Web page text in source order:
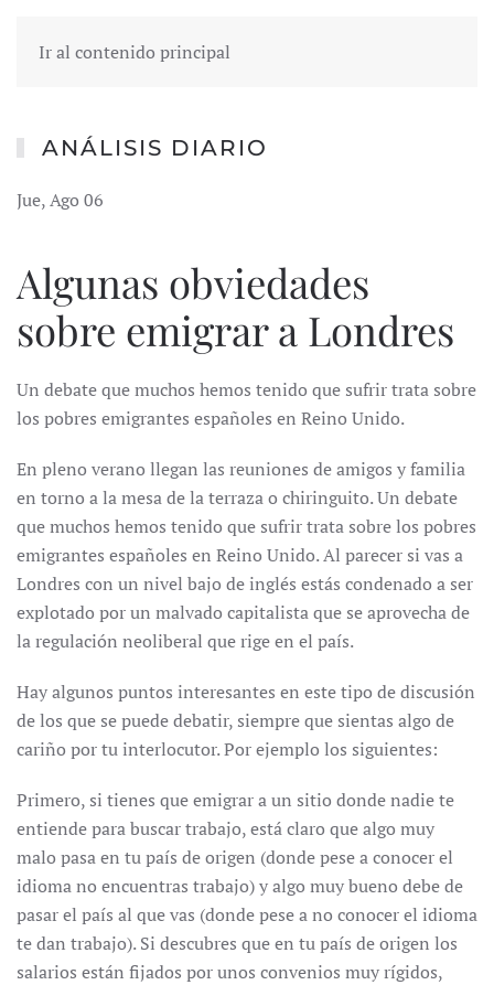
Ir al contenido principal
ANÁLISIS DIARIO
Jue, Ago 06
Algunas obviedades
sobre emigrar a Londres
Un debate que muchos hemos tenido que sufrir trata sobre
los pobres emigrantes españoles en Reino Unido.
En pleno verano llegan las reuniones de amigos y familia
en torno a la mesa de la terraza o chiringuito. Un debate
que muchos hemos tenido que sufrir trata sobre los pobres
emigrantes españoles en Reino Unido. Al parecer si vas a
Londres con un nivel bajo de inglés estás condenado a ser
explotado por un malvado capitalista que se aprovecha de
la regulación neoliberal que rige en el país.
Hay algunos puntos interesantes en este tipo de discusión
de los que se puede debatir, siempre que sientas algo de
cariño por tu interlocutor. Por ejemplo los siguientes:
Primero, si tienes que emigrar a un sitio donde nadie te
entiende para buscar trabajo, está claro que algo muy
malo pasa en tu país de origen (donde pese a conocer el
idioma no encuentras trabajo) y algo muy bueno debe de
pasar el país al que vas (donde pese a no conocer el idioma
te dan trabajo). Si descubres que en tu país de origen los
salarios están fijados por unos convenios muy rígidos,